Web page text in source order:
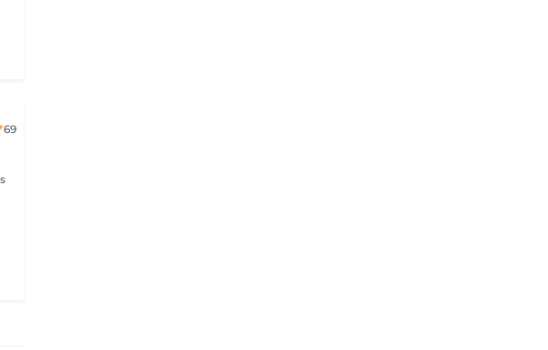
69